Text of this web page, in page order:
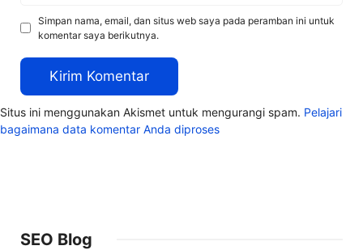
Simpan nama, email, dan situs web saya pada peramban ini untuk
komentar saya berikutnya.
Situs ini menggunakan Akismet untuk mengurangi spam. Pelajari
bagaimana data komentar Anda diproses
SEO Blog